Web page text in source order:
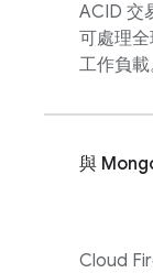
ACID 交
可處理
工作負載
與
Cloud